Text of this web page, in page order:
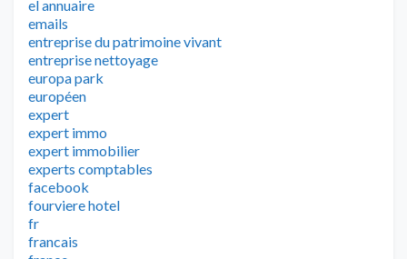
el annuaire
emails
entreprise du patrimoine vivant
entreprise nettoyage
europa park
européen
expert
expert immo
expert immobilier
experts comptables
facebook
fourviere hotel
fr
francais